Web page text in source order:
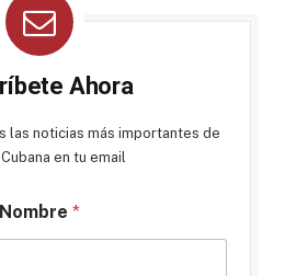
Ahora
las noticias más importantes de
en tu email
Nombre *